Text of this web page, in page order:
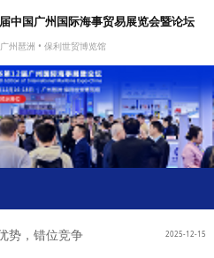
中国广州国际海事贸易展览会暨论坛
州琶洲 • 保利世贸博览馆
势，错位竞争 2025-12-15